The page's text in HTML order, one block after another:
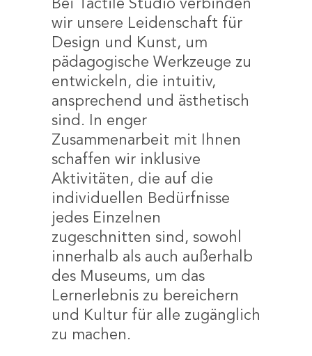
Bei Tactile Studio verbinden
wir unsere Leidenschaft für
Design und Kunst, um
pädagogische Werkzeuge zu
entwickeln, die intuitiv,
ansprechend und ästhetisch
sind. In enger
Zusammenarbeit mit Ihnen
schaffen wir inklusive
Aktivitäten, die auf die
individuellen Bedürfnisse
jedes Einzelnen
zugeschnitten sind, sowohl
innerhalb als auch außerhalb
des Museums, um das
Lernerlebnis zu bereichern
und Kultur für alle zugänglich
zu machen.